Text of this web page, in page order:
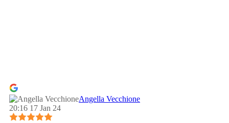
Angella Vecchione
20:16 17 Jan 24